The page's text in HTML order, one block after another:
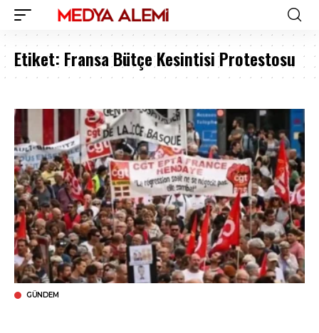
Etiket: Fransa Bütçe Kesintisi Protestosu
GÜNDEM